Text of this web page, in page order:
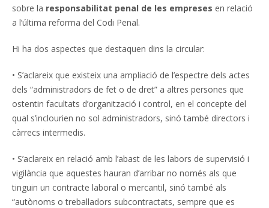
sobre la responsabilitat penal de les empreses en relació
a l’última reforma del Codi Penal.
Hi ha dos aspectes que destaquen dins la circular:
• S’aclareix que existeix una ampliació de l’espectre dels actes
dels “administradors de fet o de dret” a altres persones que
ostentin facultats d’organització i control, en el concepte del
qual s’inclourien no sol administradors, sinó també directors i
càrrecs intermedis.
• S’aclareix en relació amb l’abast de les labors de supervisió i
vigilància que aquestes hauran d’arribar no només als que
tinguin un contracte laboral o mercantil, sinó també als
“autònoms o treballadors subcontractats, sempre que es